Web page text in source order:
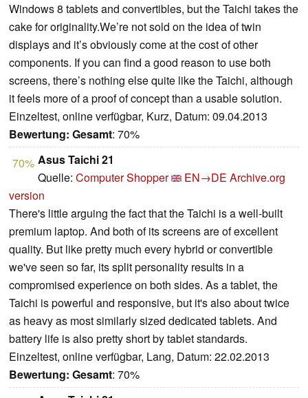
Windows 8 tablets and convertibles, but the Taichi takes the
cake for originality.We’re not sold on the idea of twin
displays and it’s obviously come at the cost of other
components. If you can find a good reason to use both
screens, there’s nothing else quite like the Taichi, although
it feels more of a proof of concept than a usable solution.
Einzeltest, online verfügbar, Kurz, Datum: 09.04.2013
Bewertung: Gesamt: 70%
70% Asus Taichi 21
Quelle: Computer Shopper EN→DE Archive.org
version
There's little arguing the fact that the Taichi is a well-built
premium laptop. And both of its screens are of excellent
quality. But like pretty much every hybrid or convertible
we've seen so far, its split personality results in a
compromised experience on both sides. As a tablet, the
Taichi is powerful and responsive, but it's also about twice
as heavy as most similarly sized dedicated tablets. And
battery life is also pretty short by tablet standards.
Einzeltest, online verfügbar, Lang, Datum: 22.02.2013
Bewertung: Gesamt: 70%